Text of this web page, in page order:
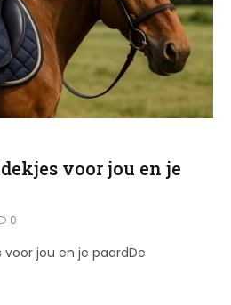
voor jou en je
0
jou en je paardDe